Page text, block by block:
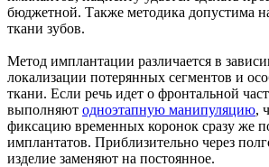
бюджетной. Также методика допустима
ткани зубов.
Метод имплантации различается в
локализации потерянных сегментов и
ткани. Если речь идет о фронтальной
выполняют одноэтапную манипуляцию,
фиксацию временных коронок сразу же
имплантатов. Приблизительно через
изделие заменяют на постоянное.